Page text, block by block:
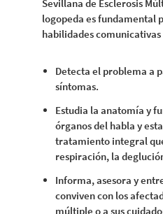
Sevillana de Esclerosis
logopeda es fundamental
habilidades comunicativas
Detecta el problema a
síntomas.
Estudia la anatomía y
órganos del habla y
tratamiento integral
respiración, la
Informa, asesora y
conviven con los
múltiple o a sus